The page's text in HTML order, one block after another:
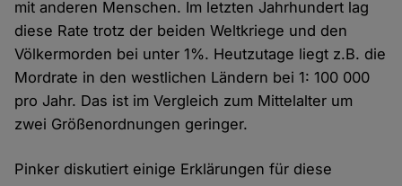
mit anderen Menschen. Im letzten Jahrhundert lag
diese Rate trotz der beiden Weltkriege und den
Völkermorden bei unter 1%. Heutzutage liegt z.B. die
Mordrate in den westlichen Ländern bei 1: 100 000
pro Jahr. Das ist im Vergleich zum Mittelalter um
zwei Größenordnungen geringer.
Pinker diskutiert einige Erklärungen für diese